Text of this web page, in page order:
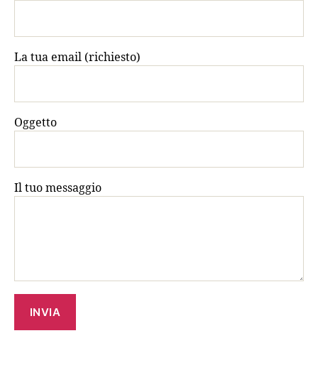
La tua email (richiesto)
Oggetto
Il tuo messaggio